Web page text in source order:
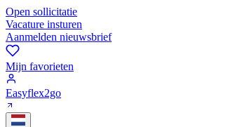
Open sollicitatie
Vacature insturen
Aanmelden nieuwsbrief
Mijn favorieten
Easyflex2go